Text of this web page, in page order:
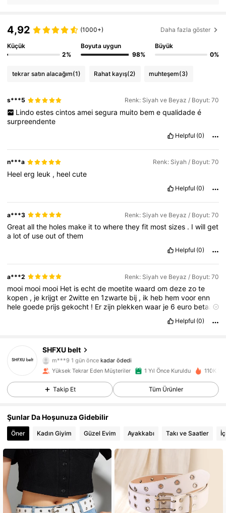
4,92 (1000+) Daha fazla göster
Küçük
2%
Boyuta uygun
98%
Büyük
0%
tekrar satın alacağım(1) Rahat kayış(2) muhteşem(3)
s***5 Renk: Siyah ve Beyaz / Boyut: 70
Lindo estes cintos amei segura muito bem e qualidade é
surpreendente
Helpful (0)
n***a Renk: Siyah / Boyut: 70
Heelerg leuk , heelcute
Helpful (0)
a***3 Renk: Siyah ve Beyaz / Boyut: 70
Greatallthe holes make ittowheretheyfit mostsizes . Iwillget
a lotof useoutofthem
Helpful (0)
a***2 Renk: Siyah ve Beyaz / Boyut: 70
mooi mooi mooi Het isechtde moetitewaardomdeze zote
kopen , je krijgter 2witteen1zwarte bij , ik heb hemvoorenn
helegoede prijsgekocht ! Er zijn plekkenwaar je 6euro betaalt
Helpful (0)
SHFXU belt
m***9 1 gün önce
k***6 1 gün önce'i takip etti
38K Takipçiler
Yüksek Tekrar Eden Müşteriler 1 Yıl Önce Kuruldu 110K
Takip Et Tüm Ürünler
Şunlar Da Hoşunuza Gidebilir
Öner Kadın Giyim Güzel Evim Ayakkabı Takı ve Saatler